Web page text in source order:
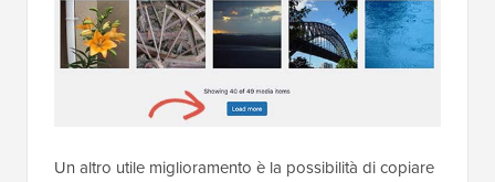
Un altro utile miglioramento è la possibilità di copiare